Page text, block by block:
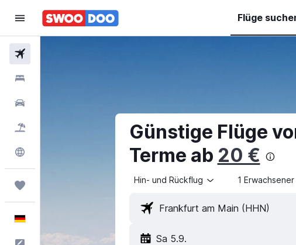
Flüge
Günstige Flüge
Terme ab 20 €
Hin- und Rückflug 1 Erwachsener
Sa 5.9.